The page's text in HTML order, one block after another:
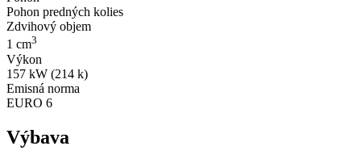
Pohon predných kolies
Zdvihový objem
1 cm3
Výkon
157 kW (214 k)
Emisná norma
EURO 6
Výbava